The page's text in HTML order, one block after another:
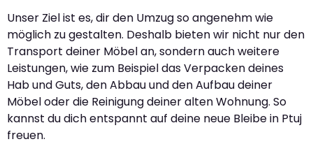
Unser Ziel ist es, dir den Umzug so angenehm wie
möglich zu gestalten. Deshalb bieten wir nicht nur den
Transport deiner Möbel an, sondern auch weitere
Leistungen, wie zum Beispiel das Verpacken deines
Hab und Guts, den Abbau und den Aufbau deiner
Möbel oder die Reinigung deiner alten Wohnung. So
kannst du dich entspannt auf deine neue Bleibe in Ptuj
freuen.